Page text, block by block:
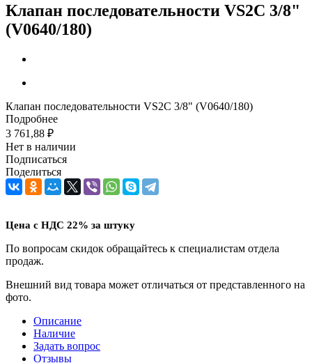
Клапан последовательности VS2C 3/8"
(V0640/180)
Клапан последовательности VS2C 3/8" (V0640/180)
Подробнее
3 761,88 ₽
Нет в наличии
Подписаться
Поделиться
Цена с НДС 22% за штуку
По вопросам скидок обращайтесь к специалистам отдела
продаж.
Внешний вид товара может отличаться от представленного на
фото.
Описание
Наличие
Задать вопрос
Отзывы